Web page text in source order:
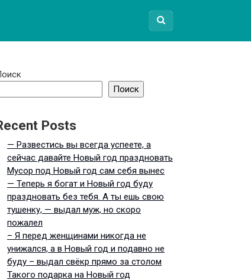
Поиск
Posts
— Развестись вы всегда успеете, а
сейчас давайте Новый год праздновать
Мусор под Новый год сам себя вынес
— Теперь я богат и Новый год буду
праздновать без тебя. А ты ешь свою
тушенку, — выдал муж, но скоро
пожалел
– Я перед женщинами никогда не
унижался, а в Новый год и подавно не
буду – выдал свёкр прямо за столом
Такого подарка на Новый год